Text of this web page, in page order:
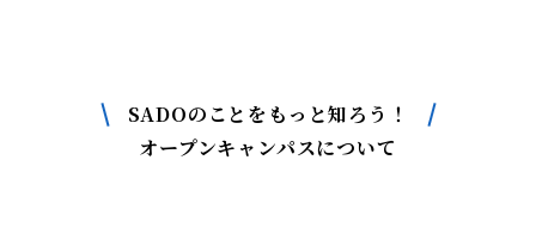
SADOのことをもっと知ろう！
オープンキャンパスについて